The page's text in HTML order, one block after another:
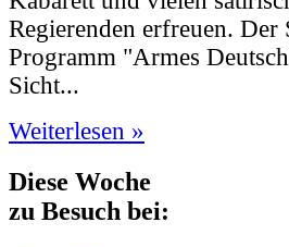
Regierenden erfreuen. Der
Programm "Armes
Sicht...
Weiterlesen »
Diese Woche
zu Besuch bei: